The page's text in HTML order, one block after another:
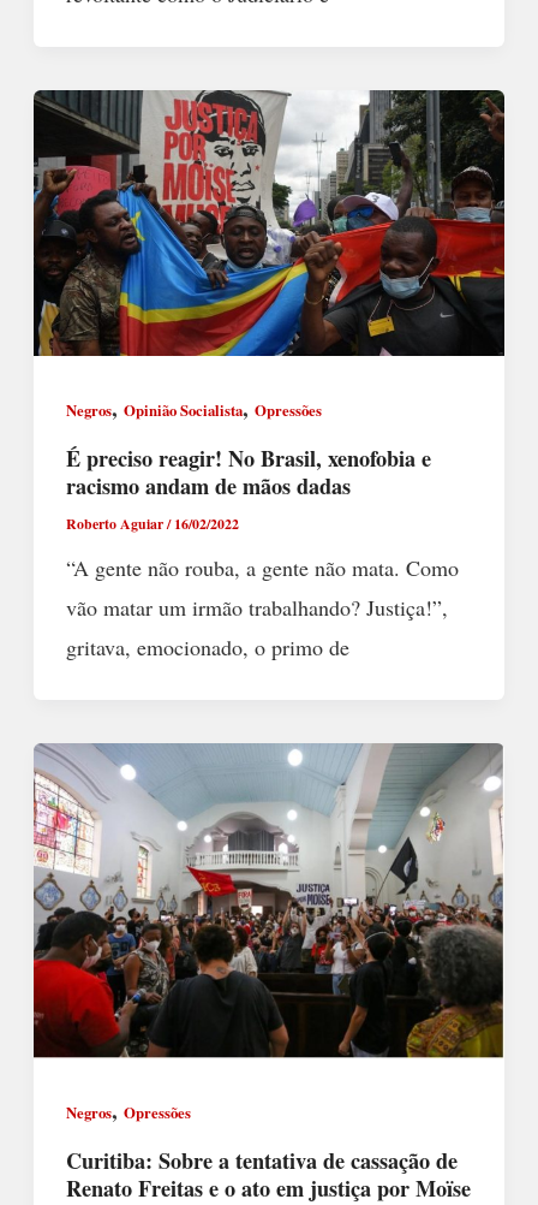
Negros, Opinião Socialista, Opressões
É preciso reagir! No Brasil, xenofobia e
racismo andam de mãos dadas
Roberto Aguiar/16/02/2022
“A gente não rouba, a gente não mata. Como
vão matar um irmão trabalhando? Justiça!”,
gritava, emocionado, o primo de
Negros, Opressões
Curitiba: Sobre a tentativa de cassação de
Renato Freitas e o ato em justiça por Moïse